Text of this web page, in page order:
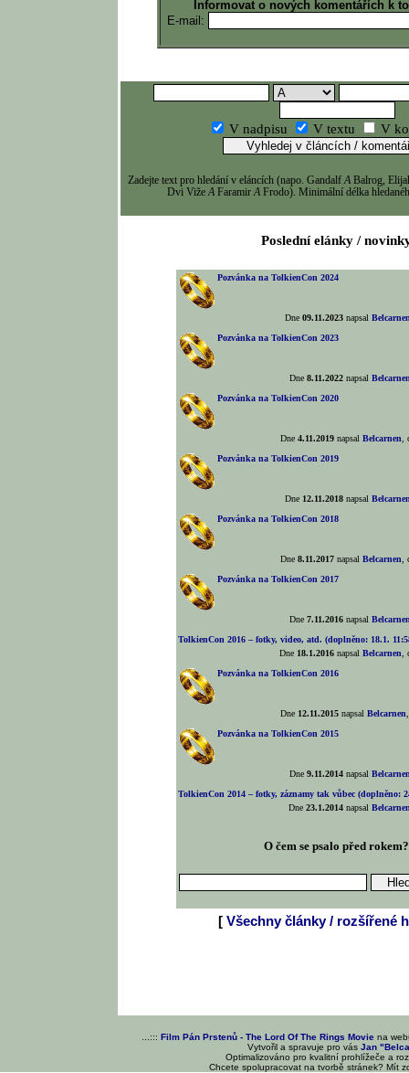
Informovat o nových komentářích k
E-mail:
V nadpisu V textu V
Zadejte text pro hledání v eláncích (napo. GandalfA Balrog,
Dvi VižeA FaramirA Frodo). Minimální délka
Poslední elánky /
Pozvánka na TolkienCon 2024
Dne09.11.2023 napsal
Pozvánka na TolkienCon 2023
Dne8.11.2022 napsal
Pozvánka na TolkienCon 2020
Dne4.11.2019 napsalBelcarnen
Pozvánka na TolkienCon 2019
Dne 12.11.2018 napsal
Pozvánka na TolkienCon 2018
Dne8.11.2017 napsalBelcarnen
Pozvánka na TolkienCon 2017
Dne7.11.2016 napsal
TolkienCon 2016 – fotky, video, atd. (doplněno: 18.1.
Dne 18.1.2016 napsalBelcarnen
Pozvánka na TolkienCon 2016
Dne 12.11.2015 napsalBelcarnen
Pozvánka na TolkienCon 2015
Dne9.11.2014 napsal
TolkienCon 2014 – fotky, záznamy tak vůbec (doplněno:
Dne23.1.2014 napsal
O čem se psalo před rokem?
[ Všechny články / rozšířené
...::: Film Pán Prstenů - The Lord Of The Rings Movie na
Vytvořil a spravuje pro vásJan
Optimalizováno pro kvalitní prohlížeče a
Chcete spolupracovat na tvorbě stránek? Mít